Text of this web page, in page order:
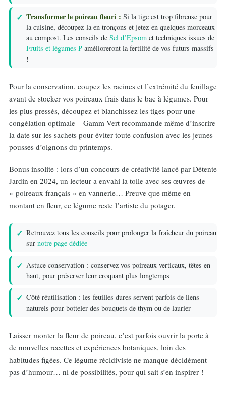
Transformer le poireau fleuri : Si la tige est trop fibreuse pour
la cuisine, découpez-la en tronçons et jetez-en quelques morceaux
au compost. Les conseils de Sel d’Epsom et techniques issues de
Fruits et légumes P amélioreront la fertilité de vos futurs massifs
!
Pour la conservation, coupez les racines et l’extrémité du feuillage
avant de stocker vos poireaux frais dans le bac à légumes. Pour
les plus pressés, découpez et blanchissez les tiges pour une
congélation optimale – Gamm Vert recommande même d’inscrire
la date sur les sachets pour éviter toute confusion avec les jeunes
pousses d’oignons du printemps.
Bonus insolite : lors d’un concours de créativité lancé par Détente
Jardin en 2024, un lecteur a envahi la toile avec ses œuvres de
« poireaux français » en vannerie… Preuve que même en
montant en fleur, ce légume reste l’artiste du potager.
Retrouvez tous les conseils pour prolonger la fraîcheur du poireau
sur notre page dédiée
Astuce conservation : conservez vos poireaux verticaux, têtes en
haut, pour préserver leur croquant plus longtemps
Côté réutilisation : les feuilles dures servent parfois de liens
naturels pour botteler des bouquets de thym ou de laurier
Laisser monter la fleur de poireau, c’est parfois ouvrir la porte à
de nouvelles recettes et expériences botaniques, loin des
habitudes figées. Ce légume récidiviste ne manque décidément
pas d’humour… ni de possibilités, pour qui sait s’en inspirer !